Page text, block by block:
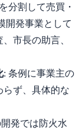
分割して売買・
開発事業として
市長の助言、
: 条例に事業主の
らず、具体的な
発では防火水